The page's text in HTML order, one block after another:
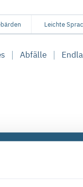
Leichte
Abfälle